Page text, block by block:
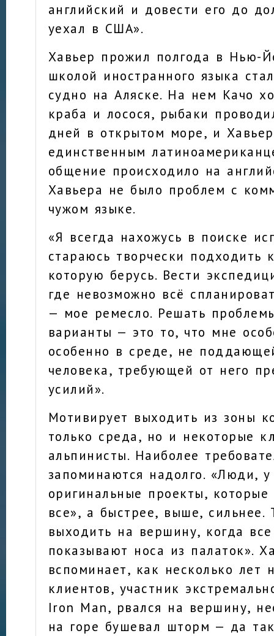
английский и довести его до
уехал в США».
Хавьер прожил полгода в Нью-
школой иностранного языка
судно на Аляске. На нем Качо
краба и лосося, рыбаки
дней в открытом море, и
единственным
общение происходило на
Хавьера не было проблем с
чужом языке.
«Я всегда нахожусь в поиске
стараюсь творчески подходить
которую берусь. Вести
где невозможно всё
— мое ремесло. Решать
варианты — это то, что мне
особенно в среде, не
человека, требующей от него
усилий».
Мотивирует выходить из зоны
только среда, но и некоторые
альпинисты. Наиболее
запоминаются надолго. «Люди,
оригинальные проекты, которые
все», а быстрее, выше, сильнее.
выходить на вершину, когда
показывают носа из палаток».
вспоминает, как несколько лет
клиентов, участник
Iron Man, рвался на вершину,
на горе бушевал шторм — да